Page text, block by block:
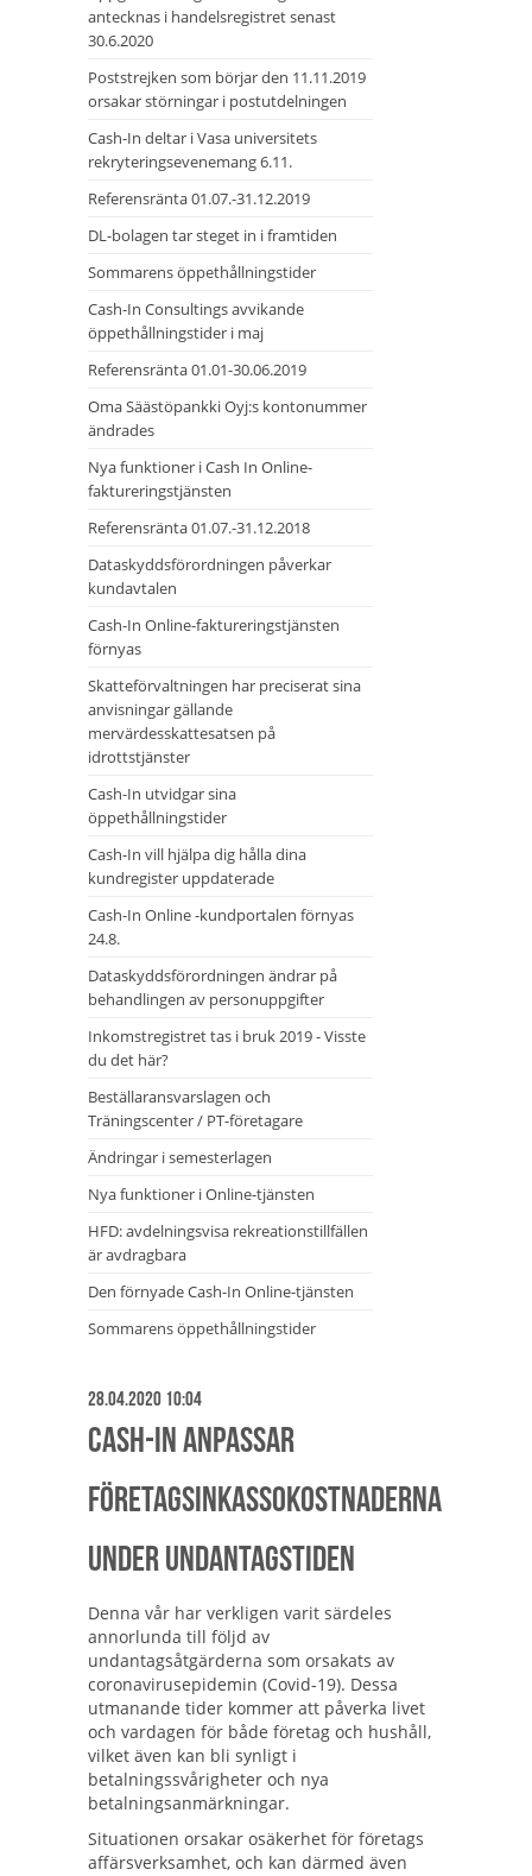
antecknas i handelsregistret senast
30.6.2020
Poststrejken som börjar den 11.11.2019
orsakar störningar i postutdelningen
Cash-In deltar i Vasa universitets
rekryteringsevenemang 6.11.
Referensränta 01.07.-31.12.2019
DL-bolagen tar steget in i framtiden
Sommarens öppethållningstider
Cash-In Consultings avvikande
öppethållningstider i maj
Referensränta 01.01-30.06.2019
Oma Säästöpankki Oyj:s kontonummer
ändrades
Nya funktioner i Cash In Online-
faktureringstjänsten
Referensränta 01.07.-31.12.2018
Dataskyddsförordningen påverkar
kundavtalen
Cash-In Online-faktureringstjänsten
förnyas
Skatteförvaltningen har preciserat sina
anvisningar gällande
mervärdesskattesatsen på
idrottstjänster
Cash-In utvidgar sina
öppethållningstider
Cash-In vill hjälpa dig hålla dina
kundregister uppdaterade
Cash-In Online -kundportalen förnyas
24.8.
Dataskyddsförordningen ändrar på
behandlingen av personuppgifter
Inkomstregistret tas i bruk 2019 - Visste
du det här?
Beställaransvarslagen och
Träningscenter / PT-företagare
Ändringar i semesterlagen
Nya funktioner i Online-tjänsten
HFD: avdelningsvisa rekreationstillfällen
är avdragbara
Den förnyade Cash-In Online-tjänsten
Sommarens öppethållningstider
28.04.2020 10:04
Cash-In anpassar
företagsinkassokostnaderna
under undantagstiden
Denna vår har verkligen varit särdeles
annorlunda till följd av
undantagsåtgärderna som orsakats av
coronavirusepidemin (Covid-19). Dessa
utmanande tider kommer att påverka livet
och vardagen för både företag och hushåll,
vilket även kan bli synligt i
betalningssvårigheter och nya
betalningsanmärkningar.
Situationen orsakar osäkerhet för företags
affärsverksamhet, och kan därmed även